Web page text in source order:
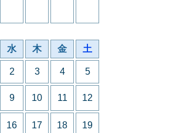
水 木 金 土
2 3 4 5
9 10 11 12
16 17 18 19